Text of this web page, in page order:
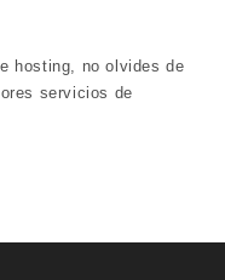
hosting, no olvides de
servicios de